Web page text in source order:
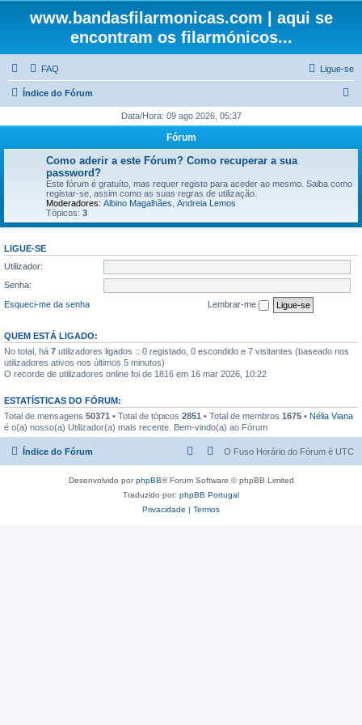
www.bandasfilarmonicas.com | aqui se
encontram os filarmónicos...
FAQ Ligue-se
Índice do Fórum
q
a
Data/Hora: 09 ago 2026, 05:37
Fórum
Como aderir a este Fórum? Como recuperar a sua
password?
Este fórum é gratuíto, mas requer registo para aceder ao mesmo. Saiba como
registar-se, assim como as suas regras de utilização.
Moderadores: Albino Magalhães Andreia Lemos
Tópicos: 3
LIGUE-SE
Utilizador:
Senha:
Esqueci-me da senha
Lembrar-me
QUEM ESTÁ LIGADO:
No total, há 7 utilizadores ligados :: 0 registado, 0 escondido e 7 visitantes (baseado nos
utilizadores ativos nos últimos 5 minutos)
O recorde de utilizadores online foi de 1816 em 16 mar 2026, 10:22
ESTATÍSTICAS DO FÓRUM:
Total de mensagens 50371 • Total de tópicos 2851 • Total de membros 1675 • Nélia Viana
é o(a) nosso(a) Utilizador(a) mais recente. Bem-vindo(a) ao Fórum
Índice do Fórum O Fuso Horário do Fórum é UTC
Desenvolvido porphpBB® Forum Software © phpBB Limited
Traduzido por: phpBB Portugal
Privacidade | Termos